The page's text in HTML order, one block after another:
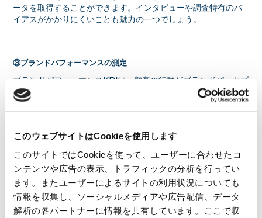
このウェブサイトはCookieを使用します
このサイトではCookieを使って、ユーザーに合わせたコ
ンテンツや広告の表示、トラフィックの分析を行ってい
ます。またユーザーによるサイトの利用状況についても
情報を収集し、ソーシャルメディアや広告配信、データ
解析の各パートナーに情報を共有しています。ここで収
ータを取得することができます。インタビューや調査特有のバ
イアスがかかりにくいことも魅力の一つでしょう。
③ブランドパフォーマンスの測定
ブランドパフォーマンスKPIは、顧客の行動がブランドパーセプ
ションにどのように影響されるかを示すものです。ここでは1回
の購買行動と、ブランドロイヤルティに相当する行動、例えば
リピート購入やブランドアンバサダー行動（他者への紹介）の
は、購入、ロイヤルティ、ファイナンスの3つのカテゴリーがあ
ります。
1. 購買KPI
リード数
売上高